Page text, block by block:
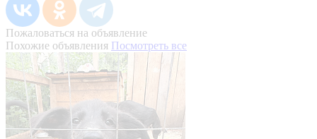
Пожаловаться на объявление
Похожие объявления Посмотреть все